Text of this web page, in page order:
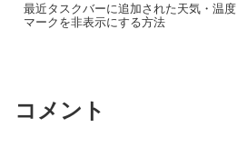
最近タスクバーに追加された天気・温度
マークを非表示にする方法
コメント